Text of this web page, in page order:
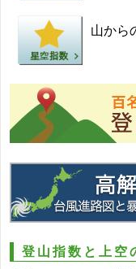
山から
登山指数と上空